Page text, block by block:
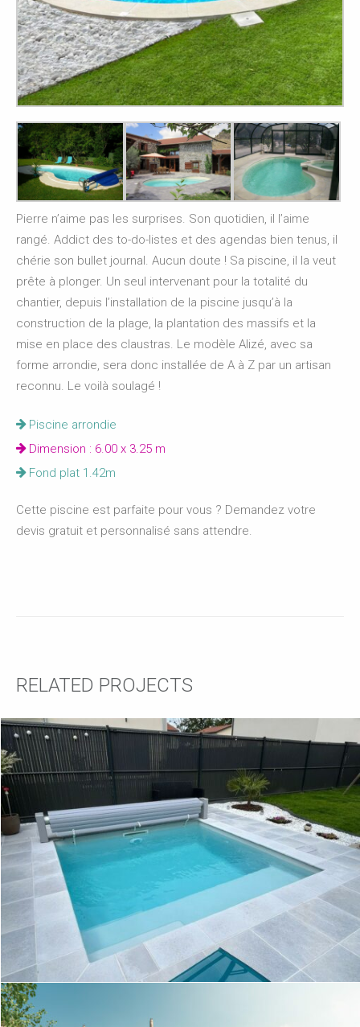
Pierre n’aime pas les surprises. Son quotidien, il l’aime
rangé. Addict des to-do-listes et des agendas bien tenus, il
chérie son bullet journal. Aucun doute ! Sa piscine, il la veut
prête à plonger. Un seul intervenant pour la totalité du
chantier, depuis l’installation de la piscine jusqu’à la
construction de la plage, la plantation des massifs et la
mise en place des claustras. Le modèle Alizé, avec sa
forme arrondie, sera donc installée de A à Z par un artisan
reconnu. Le voilà soulagé !
Piscine arrondie
Dimension : 6.00 x 3.25 m
Fond plat 1.42m
Cette piscine est parfaite pour vous ? Demandez votre
devis gratuit et personnalisé sans attendre.
RELATED PROJECTS